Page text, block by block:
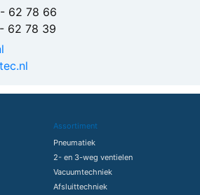
62 78 66
62 78 39
Assortiment
Pneumatiek
2- en 3-weg ventielen
Vacuumtechniek
Afsluittechniek